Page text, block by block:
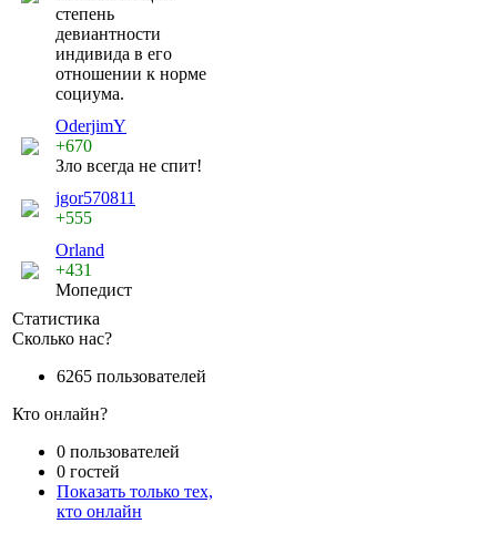
степень
девиантности
индивида в его
отношении к норме
социума.
OderjimY
+670
Зло всегда не спит!
jgor570811
+555
Orland
+431
Мопедист
Статистика
Сколько нас?
6265 пользователей
Кто онлайн?
0 пользователей
0 гостей
Показать только тех,
кто онлайн